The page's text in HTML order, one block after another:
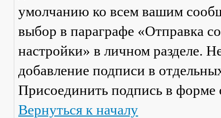
умолчанию ко всем вашим
выбор в параграфе «Отправка
настройки» в личном разделе.
добавление подписи в
Присоединить подпись в форме
Вернуться к началу